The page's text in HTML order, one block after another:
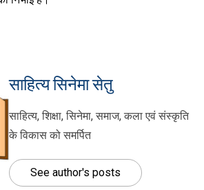
साहित्य सिनेमा सेतु
साहित्य, शिक्षा, सिनेमा, समाज, कला एवं संस्कृति
के विकास को समर्पित
See author's posts